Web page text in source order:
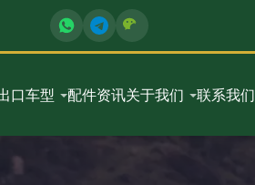
口车型 配件资讯关于我们 联系我们